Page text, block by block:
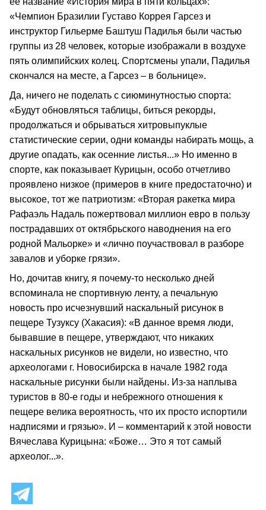
«Чемпион Бразилии Густаво Коррея Гарсез и
инструктор Гильерме Баштуш Падилья были частью
группы из 28 человек, которые изображали в воздухе
пять олимпийских колец. Спортсмены упали, Падилья
скончался на месте, а Гарсез – в больнице».
Да, ничего не поделать с сиюминутностью спорта:
«Будут обновляться таблицы, биться рекорды,
продолжаться и обрываться хитровыпуклые
статистические серии, одни команды набирать мощь, а
другие опадать, как осенние листья...» Но именно в
спорте, как показывает Курицын, особо отчетливо
проявлено низкое (примеров в книге предостаточно) и
высокое, тот же патриотизм: «Вторая ракетка мира
Рафаэль Надаль пожертвовал миллион евро в пользу
пострадавших от октябрьского наводнения на его
родной Мальорке» и «лично поучаствовал в разборе
завалов и уборке грязи».
Но, дочитав книгу, я почему-то несколько дней
вспоминала не спортивную ленту, а печальную
новость про исчезнувший наскальный рисунок в
пещере Тузуксу (Хакасия): «В данное время люди,
бывавшие в пещере, утверждают, что никаких
наскальных рисунков не видели, но известно, что
археологами г. Новосибирска в начале 1982 года
наскальные рисунки были найдены. Из-за наплыва
туристов в 80-е годы и небрежного отношения к
пещере велика вероятность, что их просто испортили
надписями и грязью». И – комментарий к этой новости
Вячеслава Курицына: «Боже… Это я тот самый
археолог...».